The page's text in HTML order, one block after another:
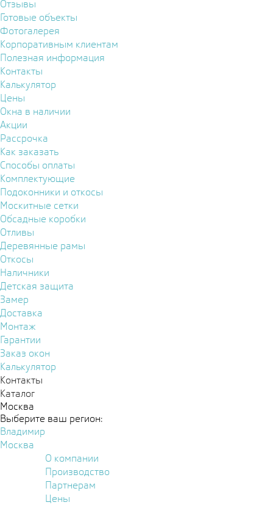
Отзывы
Готовые объекты
Фотогалерея
Корпоративным клиентам
Полезная информация
Контакты
Калькулятор
Цены
Окна в наличии
Акции
Рассрочка
Как заказать
Способы оплаты
Комплектующие
Подоконники и откосы
Москитные сетки
Обсадные коробки
Отливы
Деревянные рамы
Откосы
Наличники
Детская защита
Замер
Доставка
Монтаж
Гарантии
Заказ окон
Калькулятор
Контакты
Каталог
Москва
Выберите ваш регион:
Владимир
Москва
О компании
Производство
Партнерам
Цены